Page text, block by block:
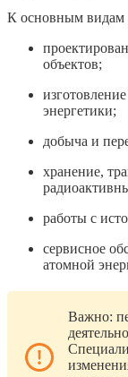
К основным видам
объектов;
энергетики;
добыча и
хранение,
работы с
сервисное
атомной
Важно: